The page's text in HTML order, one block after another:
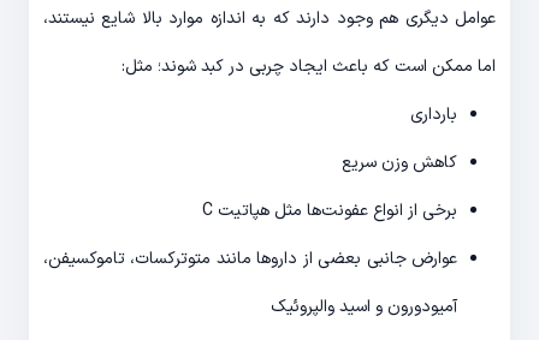
عوامل دیگری هم وجود دارند که به اندازه موارد بالا شایع نیستند،
اما ممکن است که باعث ایجاد چربی در کبد شوند؛ مثل:
بارداری
کاهش وزن سریع
برخی از انواع عفونت‌­ها مثل هپاتیت C
عوارض جانبی بعضی از داروها مانند متوترکسات، تاموکسیفن،
آمیودورون و اسید والپروئیک